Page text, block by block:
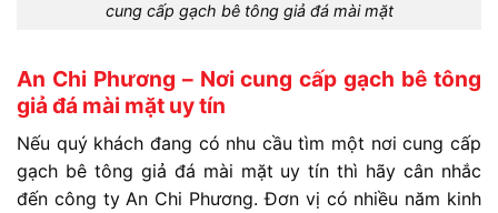
cung cấp gạch bê tông giả đá mài mặt
An Chi Phương – Nơi cung cấp gạch bê tông
giả đá mài mặt uy tín
Nếu quý khách đang có nhu cầu tìm một nơi cung cấp
gạch bê tông giả đá mài mặt uy tín thì hãy cân nhắc
đến công ty An Chi Phương. Đơn vị có nhiều năm kinh